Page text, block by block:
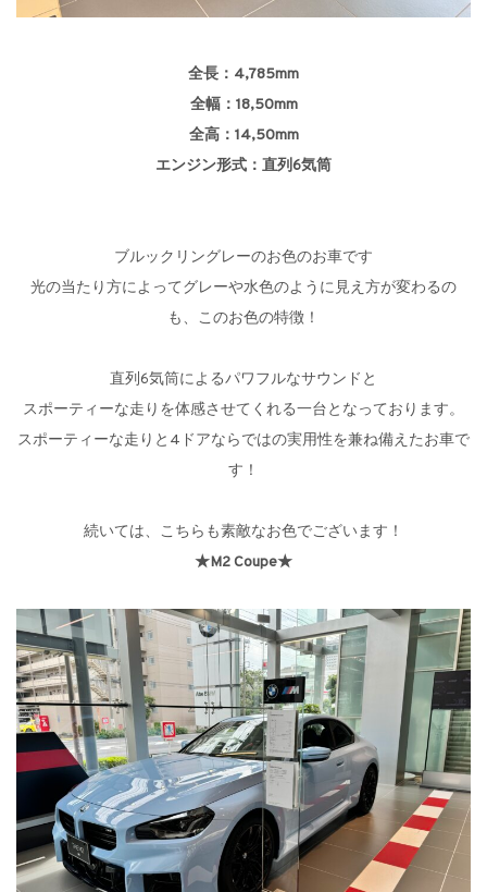
全長：4,785mm
全幅：18,50mm
全高：14,50mm
エンジン形式：直列6気筒
ブルックリングレーのお色のお車です
光の当たり方によってグレーや水色のように見え方が変わるの
も、このお色の特徴！
直列6気筒によるパワフルなサウンドと
スポーティーな走りを体感させてくれる一台となっております。
スポーティーな走りと4ドアならではの実用性を兼ね備えたお車で
す！
続いては、こちらも素敵なお色でございます！
★M2 Coupe★